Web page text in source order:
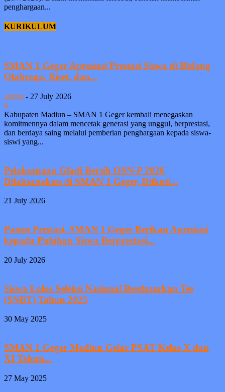
penghargaan...
KURIKULUM
SMAN 1 Geger Apresiasi Prestasi Siswa di Bidang
Olahraga, Riset, dan...
admin - 27 July 2026
0
Kabupaten Madiun – SMAN 1 Geger kembali menegaskan
komitmennya dalam mencetak generasi yang unggul, berprestasi,
dan berdaya saing melalui pemberian penghargaan kepada siswa-
siswi yang...
Pelaksanaan Gladi Bersih OSN-P 2026
Dilaksanakan di SMAN 1 Geger, Diikuti...
21 July 2026
Panen Prestasi, SMAN 1 Geger Berikan Apresiasi
kepada Puluhan Siswa Berprestasi...
20 July 2026
Siswa Lolos Seleksi Nasional Berdasarkan Tes
(SNBT) Tahun 2025
30 May 2025
SMAN 1 Geger Madiun Gelar PSAT Kelas X dan
XI Tahun...
27 May 2025